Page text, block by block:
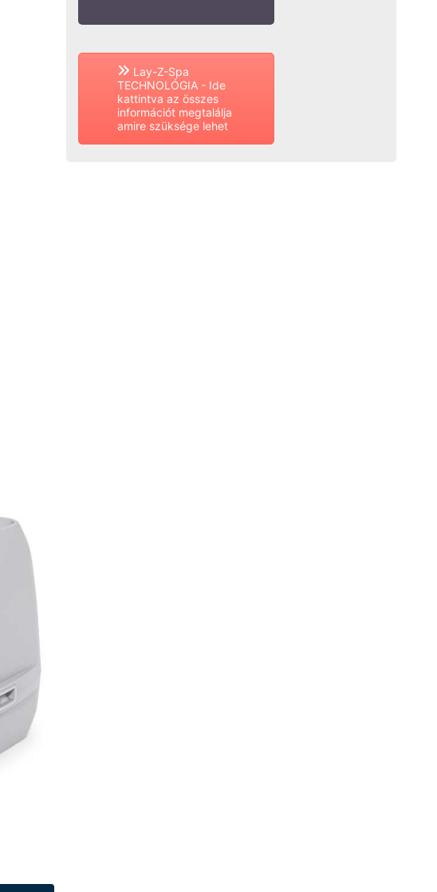
Lay-Z-Spa
TECHNOLÓGIA - Ide
kattintva az összes
információt megtalálja
amire szüksége lehet